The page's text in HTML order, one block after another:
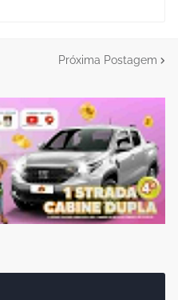
Próxima Postagem